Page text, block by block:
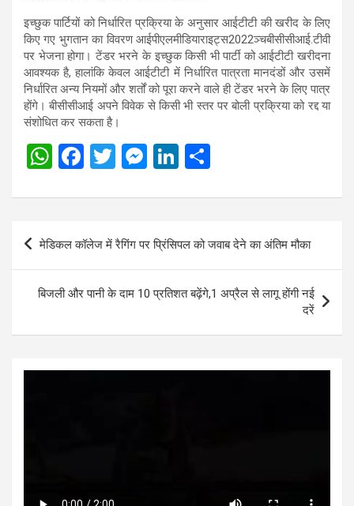
इच्छुक पार्टियों को निर्धारित प्रक्रिया के अनुसार आईटीटी की खरीद के लिए
किए गए भुगतान का विवरण आईपीएलमीडियाराइट्स2022ञ्चबीसीसीआई.टीवी
पर भेजना होगा। टेंडर भरने के इच्छुक किसी भी पार्टी को आईटीटी खरीदना
आवश्यक है, हालांकि केवल आईटीटी में निर्धारित पात्रता मानदंडों और उसमें
निर्धारित अन्य नियमों और शर्तों को पूरा करने वाले ही टेंडर भरने के लिए पात्र
होंगे। बीसीसीआई अपने विवेक से किसी भी स्तर पर बोली प्रक्रिया को रद्द या
संशोधित कर सकता है।
W
at
s
A
p
p
F
ce
b
o
o
k
T
tt
er
M
se
n
g
er
Li
ke
n
ar
Post
मेडिकल कॉलेज में रैगिंग पर प्रिंसिपल को जवाब देने का अंतिम मौका
बिजली और पानी के दाम 10 प्रतिशत बढ़ेंगे,1 अप्रैल से लागू होंगी नई
दरें